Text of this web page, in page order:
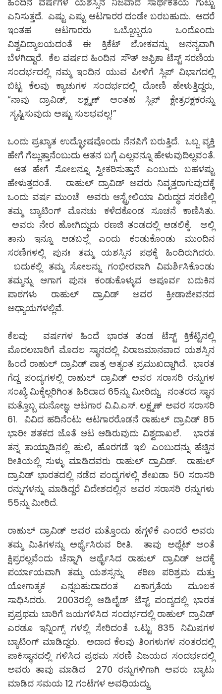
ಎನಿಸುತ್ತದೆ. ಎಷ್ಟು ಎಷ್ಟು ಆಟಗಾರರ ದಂಡೇ ಬರಬಹುದು. ಆದರೆ
ಇಂತಹ ಆಟಗಾರರು ಒಬ್ಬೊಬ್ಬರೂ ಒಂದೊಂದು
ವಿಶ್ವವಿದ್ಯಾಲಯದಂತೆ ಈ ಕ್ರಿಕೆಟ್ ಲೋಕವನ್ನು ಅನನ್ಯವಾಗಿ
ಬೆಳಗಿದ್ದಾರೆ. ಕೆಲ ವರ್ಷದ ಹಿಂದಿನ ಸೌತ್ ಆಫ್ರಿಕಾ ಟೆಸ್ಟ್ ಸರಣಿಯ
ಸಂದರ್ಭದಲ್ಲಿ ನಮ್ಮ ಇಂದಿನ ಯುವ ಪೀಳಿಗೆ ಸ್ಲಿಪ್ ವಿಭಾಗದಲ್ಲಿ
ಬಿಟ್ಟ ಕೆಲವು ಕ್ಯಾಚುಗಳ ಸಂದರ್ಭದಲ್ಲಿ ದೋಣಿ ಹೇಳುತ್ತಿದ್ದರು,
“ನಾವು ದ್ರಾವಿಡ್, ಲಕ್ಷ್ಮಣ್ ಅಂತಹ ಸ್ಲಿಪ್ ಕ್ಷೇತ್ರರಕ್ಷಕರನ್ನು
ಸೃಷ್ಟಿಸುವುದು ಅಷ್ಟು ಸುಲಭವಲ್ಲ!”
ಒಂದು ಪ್ರಖ್ಯಾತ ಉದ್ಘೋಷವೊಂದು ನೆನಪಿಗೆ ಬರುತ್ತಿದೆ. ಒಬ್ಬ ವ್ಯಕ್ತಿ
ಹೇಗೆ ಗೆಲ್ಲುತ್ತಾನೆಂಬುದು ಆತನ ಬಗ್ಗೆ ಎಲ್ಲವನ್ನೂ ಹೇಳುವುದಿಲ್ಲವಂತೆ.
ಆತ ಹೇಗೆ ಸೋಲನ್ನೂ ಸ್ವೀಕರಿಸುತ್ತಾನೆ ಎಂಬುದು ಬಹಳಷ್ಟು
ಹೇಳುತ್ತದಂತೆ. ರಾಹುಲ್ ದ್ರಾವಿಡ್ ಅವರು ನಿವೃತ್ತರಾಗುವುದಕ್ಕೆ
ಒಂದು ವರ್ಷ ಮುಂಚೆ ಅವರು ಆಸ್ಟ್ರೇಲಿಯಾ ವಿರುದ್ಧದ ಸರಣಿಲ್ಲಿ
ತಮ್ಮ ಬ್ಯಾಟಿಂಗ್ ಮೊನಚು ಕಳೆದಕೊಂಡ ಸೂಚನೆ ಕಾಣಿಸಿತು.
ಅವರು ನೇರ ಹೋಗಿದ್ದುದು ರಣಜಿ ತಂಡದಲ್ಲಿ ಆಡಲಿಕ್ಕೆ. ಅಲ್ಲಿ
ತಾನು ಇನ್ನೂ ಆಡಬಲ್ಲೆ ಎಂದು ಕಂಡುಕೊಂಡು ಮುಂದಿನ
ಸರಣಿಗಳಲ್ಲಿ ಪುನಃ ತಮ್ಮ ಯಶಸ್ಸಿನ ಪಥಕ್ಕೆ ಹಿಂದಿರುಗಿದರು.
ಬದುಕಲ್ಲಿ ತಮ್ಮ ಸೋಲನ್ನು ಗಂಭೀರವಾಗಿ ವಿಮರ್ಶಿಸಿಕೊಂಡು
ತಮ್ಮನ್ನು ಆಗಾಗ ಪುನಃ ಕಂಡುಕೊಳ್ಳುವ ಅಪೂರ್ವ ಬದುಕಿನ
ಪಾಠಗಳು ರಾಹುಲ್ ದ್ರಾವಿಡ್ ಅವರ ಕ್ರೀಡಾಜೀವನದ
ಅಧ್ಯಾಯಗಳಲ್ಲಿವೆ.
ಕೆಲವು ವರ್ಷಗಳ ಹಿಂದೆ ಭಾರತ ತಂಡ ಟೆಸ್ಟ್ ಕ್ರಿಕೆಟ್ಟಿನಲ್ಲಿ
ಮೊದಲಬಾರಿಗೆ ಮೊದಲ ಸ್ಥಾನದಲ್ಲಿ ವಿರಾಜಮಾನವಾದ ಯಶಸ್ಸಿನ
ಹಿಂದೆ ರಾಹುಲ್ ದ್ರಾವಿಡ್ ಪಾತ್ರ ಅತ್ಯಂತ ಪ್ರಮುಖದ್ದಾಗಿದೆ. ಭಾರತ
ಗೆದ್ದ ಪಂದ್ಯಗಳಲ್ಲಿ ರಾಹುಲ್ ದ್ರಾವಿಡ್ ಅವರ ಸರಾಸರಿ ರನ್ನುಗಳ
ಸಂಖ್ಯೆ ಮಿಕ್ಕೆಲ್ಲರಿಗಿಂತ ಹಿರಿದಾದ 65ನ್ನು ಮೀರಿದ್ದು. ನಂತರದ ಸ್ಥಾನ
ಮತ್ತೊಬ್ಬ ಮನೋಜ್ಞ ಆಟಗಾರ ವಿ.ವಿ.ಎಸ್. ಲಕ್ಷ್ಮಣ್ ಅವರ ಸರಾಸರಿ
61. ವಿವಿದ ಹದಿನೆಂಟು ಆಟಗಾರರೊಡನೆ ರಾಹುಲ್ ದ್ರಾವಿಡ್ 85
ಭಾರೀ ಶತಕದ ಜೊತೆ ಆಟ ಆಡಿರುವುದು ವಿಶ್ವದಾಖಲೆ. ಭಾರತ
ತನ್ನ ತಾಯ್ನಾಡಿನಲ್ಲಿ ಹುಲಿ, ಹೊರಗಡೆ ಇಲಿ ಎಂಬುದನ್ನು ಹೆಚ್ಚಿನ
ರೀತಿಯಲ್ಲಿ ಸುಳ್ಳು ಮಾಡಿದವರು ರಾಹುಲ್ ದ್ರಾವಿಡ್. ರಾಹುಲ್
ದ್ರಾವಿಡ್ ಭಾರತದಲ್ಲಿ ನಡೆದ ಪಂದ್ಯಗಳಲ್ಲಿ ಶೇಖಡಾ 50 ಸರಾಸರಿ
ರನ್ನುಗಳನ್ನು ಮಾಡಿದ್ದರೆ ವಿದೇಶದಲ್ಲಿನ ಅವರ ಸರಾಸರಿ ರನ್ನುಗಳು
55ನ್ನು ಮೀರಿದೆ.
ರಾಹುಲ್ ದ್ರಾವಿಡ್ ಅವರ ಮತ್ತೊಂದು ಹೆಗ್ಗಳಿಕೆ ಎಂದರೆ ಅವರು
ತಮ್ಮ ಮಿತಿಗಳನ್ನು ಅರ್ಥೈಸಿರುವ ರೀತಿ. ತಾವು ಅಥ್ಲೆಟ್ ಅಂತೆ
ಕ್ಷಿಪ್ರರಲ್ಲವೆಂದು ಚೆನ್ನಾಗಿ ಅರ್ಥೈಸಿದ ರಾಹುಲ್ ದ್ರಾವಿಡ್ ಅದಕ್ಕೆ
ಪರ್ಯಾಯವಾಗಿ ತಮ್ಮ ಯಶಸ್ಸನ್ನು ಕಠಿಣ ಪರಿಶ್ರಮ ಮತ್ತು
ಯೋಗಾತ್ಮಕ ಎನ್ನಬಹುದಾದಂತ ಏಕಾಗ್ರತೆಯ ಮೂಲಕ
ಸಾಧಿಸಿದರು. 2003ರಲ್ಲಿ ಅಡಿಲೈಡ್ ಟೆಸ್ಟ್ ಪಂದ್ಯದಲ್ಲಿ ಭಾರತ
ಪ್ರಪ್ರಥಮ ಬಾರಿಗೆ ಜಯಗಳಿಸಿದ ಸಂದರ್ಭದಲ್ಲಿ ರಾಹುಲ್ ದ್ರಾವಿಡ್
ಎರಡೂ ಇನ್ನಿಂಗ್ಸ್ ಗಳಲ್ಲಿ ಸೇರಿದಂತೆ ಒಟ್ಟು 835 ನಿಮಿಷಗಳ
ಬ್ಯಾಟಿಂಗ್ ಮಾಡಿದ್ದರು. ಅದಾದ ಕೆಲವು ತಿಂಗಳುಗಳ ನಂತರದಲ್ಲಿ
ಪಾಕಿಸ್ಥಾನದಲ್ಲಿ ಗಳಿಸಿದ ಪ್ರಥಮ ಸರಣಿ ವಿಜಯದ ಸಂದರ್ಭದಲ್ಲಿ
ಅವರು ತಾವು ಮಾಡಿದ 270 ರನ್ನುಗಳಿಗಾಗಿ ಅವರು ಬ್ಯಾಟು
ಮಾಡಿದ ಸಮಯ 12 ಗಂಟೆಗಳ ಅವಧಿಯದ್ದು.